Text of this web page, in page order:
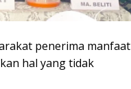
penerima manfaat
hal yang tidak